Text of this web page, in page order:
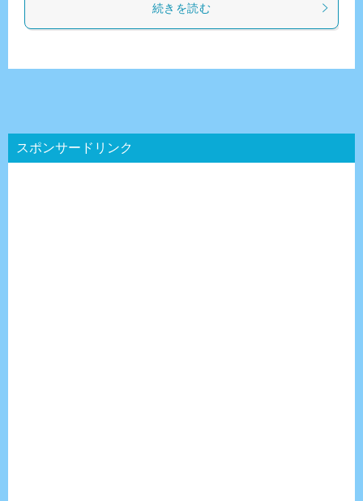
続きを読む
スポンサードリンク